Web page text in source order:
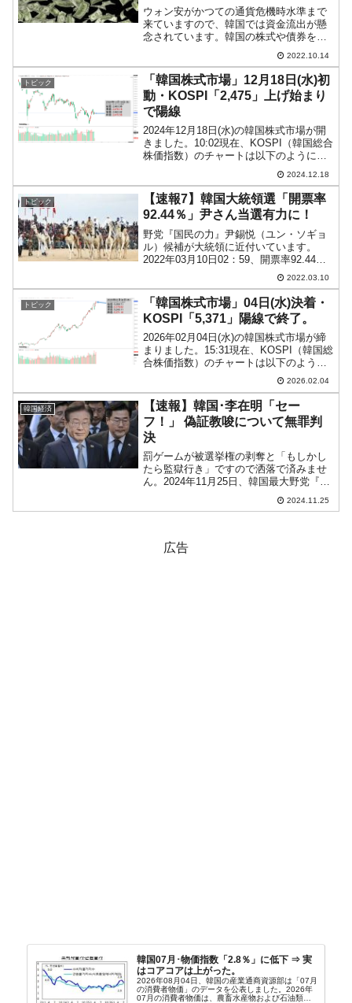
ウォン安がかつての通貨危機時水準まで
来ていますので、韓国では資金流出が懸
念されています。韓国の株式や債券を保
有していても為替差損を出す可能性が高
まるので、外国人投資家が資金を引き上
げます。この資金流出が奔流になると、
当然ウォン売りドル買いが...
2022.10.14
トピック
「韓国株式市場」12月18日(水)初
動・KOSPI「2,475」上げ始まり
で陽線
2024年12月18日(水)の韓国株式市場が開
きました。10:02現在、KOSPI（韓国総合
株価指数）のチャートは以下のようにな
『Investing.com』より引用）。上げ始ま
りで、現在のところ陽線。KOSPIは「2...
2024.12.18
トピック
【速報7】韓国大統領選「開票率
92.44％」尹さん当選有力に！
野党『国民の力』尹錫悦（ユン・ソギョ
ル）候補が大統領に近付いています。
2022年03月10日02：59、開票率92.44％
まできました。得票率は以下です。「開
票率92.44％時点」の得票率李在明（イ・
ジェミョン）：47.77％尹錫悦（ユン・...
2022.03.10
トピック
「韓国株式市場」04日(水)決着・
KOSPI「5,371」陽線で終了。
2026年02月04日(水)の韓国株式市場が締
まりました。15:31現在、KOSPI（韓国総
合株価指数）のチャートは以下のように
『Investing.com』より引用）。陽線で終
了しました。KOSPIは「5,371」...
2026.02.04
韓国経済
【速報】韓国･李在明「セー
フ！」 偽証教唆について無罪判
決
罰ゲームが被選挙権の剥奪と「もしかし
たら監獄行き」ですので洒落で済みませ
ん。2024年11月25日、韓国最大野党『共
に民主党』の党首、李在明（イ・ジェミ
ョン）さんに対する裁判（5つあるうちの
2024.11.25
広告
韓国07月･物価指数「2.8％」に低下 ⇒ 実
はコアコアは上がった。
2026年08月04日、韓国の産業通商資源部は「07月
の消費者物価」のデータを公表しました。2026年
07月の消費者物価は、農畜水産物および石油類の